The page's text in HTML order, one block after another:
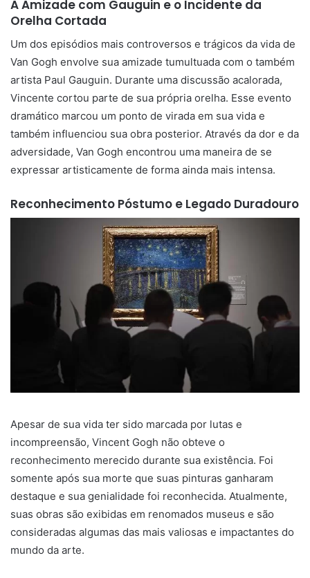
A Amizade com Gauguin e o Incidente da
Orelha Cortada
Um dos episódios mais controversos e trágicos da vida de
Van Gogh envolve sua amizade tumultuada com o também
artista Paul Gauguin. Durante uma discussão acalorada,
Vincente cortou parte de sua própria orelha. Esse evento
dramático marcou um ponto de virada em sua vida e
também influenciou sua obra posterior. Através da dor e da
adversidade, Van Gogh encontrou uma maneira de se
expressar artisticamente de forma ainda mais intensa.
Reconhecimento Póstumo e Legado Duradouro
Apesar de sua vida ter sido marcada por lutas e
incompreensão, Vincent Gogh não obteve o
reconhecimento merecido durante sua existência. Foi
somente após sua morte que suas pinturas ganharam
destaque e sua genialidade foi reconhecida. Atualmente,
suas obras são exibidas em renomados museus e são
consideradas algumas das mais valiosas e impactantes do
mundo da arte.